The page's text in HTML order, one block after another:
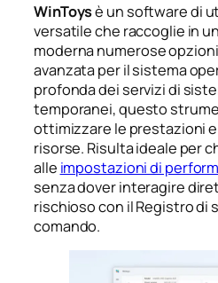
WinToysè un software di
versatile che raccoglie in
moderna numerose
avanzata per il sistema
profonda dei servizi di
temporanei, questo
ottimizzare le prestazioni
risorse. Risulta ideale per
alle impostazioni di
senza dover interagire
rischioso con il Registro di
comando.